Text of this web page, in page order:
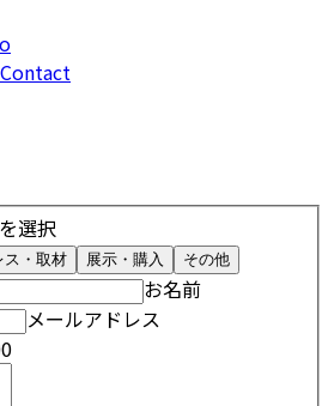
Contact
選択
ス・取材 展示・購入 その他
お名前
メールアドレス